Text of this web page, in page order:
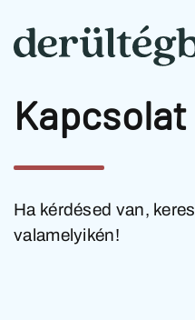
Kapcsolat
Ha kérdésed van,
valamelyikén!